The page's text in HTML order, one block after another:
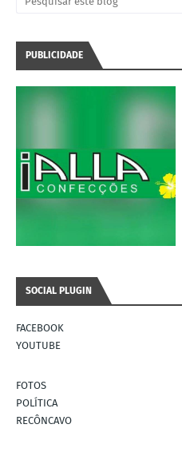
PUBLICIDADE
SOCIAL PLUGIN
FACEBOOK
YOUTUBE
FOTOS
POLÍTICA
RECÔNCAVO